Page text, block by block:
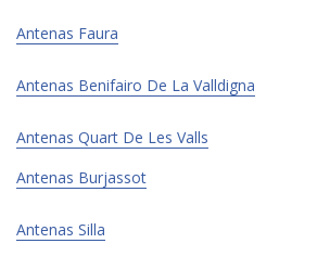
Antenas Faura
Antenas Benifairo De La Valldigna
Antenas Quart De Les Valls
Antenas Burjassot
Antenas Silla